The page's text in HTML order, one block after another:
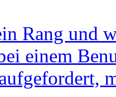
Rang und
einem